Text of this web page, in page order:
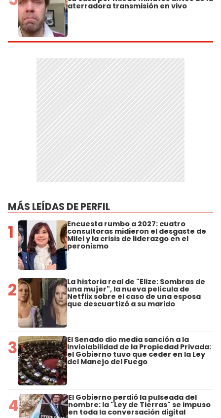
aterradora transmisión en vivo
MÁS LEÍDAS DE PERFIL
1 Encuesta rumbo a 2027: cuatro
consultoras midieron el desgaste de
Milei y la crisis de liderazgo en el
peronismo
2 La historia real de "Elize: Sombras de
una mujer", la nueva película de
Netflix sobre el caso de una esposa
que descuartizó a su marido
3 El Senado dio media sanción a la
Inviolabilidad de la Propiedad Privada:
el Gobierno tuvo que ceder en la Ley
del Manejo del Fuego
4 El Gobierno perdió la pulseada del
nombre: la "Ley de Tierras" se impuso
en toda la conversación digital